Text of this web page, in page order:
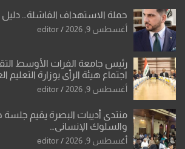
حملة الاستهداف الفاشلة… دليل
أغسطس 9, 2026 editor
رئيس جامعة الفرات الأوسط
اجتماع هيئة الرأي بوزارة التعليم
أغسطس 9, 2026 editor
منتدى أديبات البصرة يقيم جلسة
والسلوك الإنساني…
أغسطس 9, 2026 editor